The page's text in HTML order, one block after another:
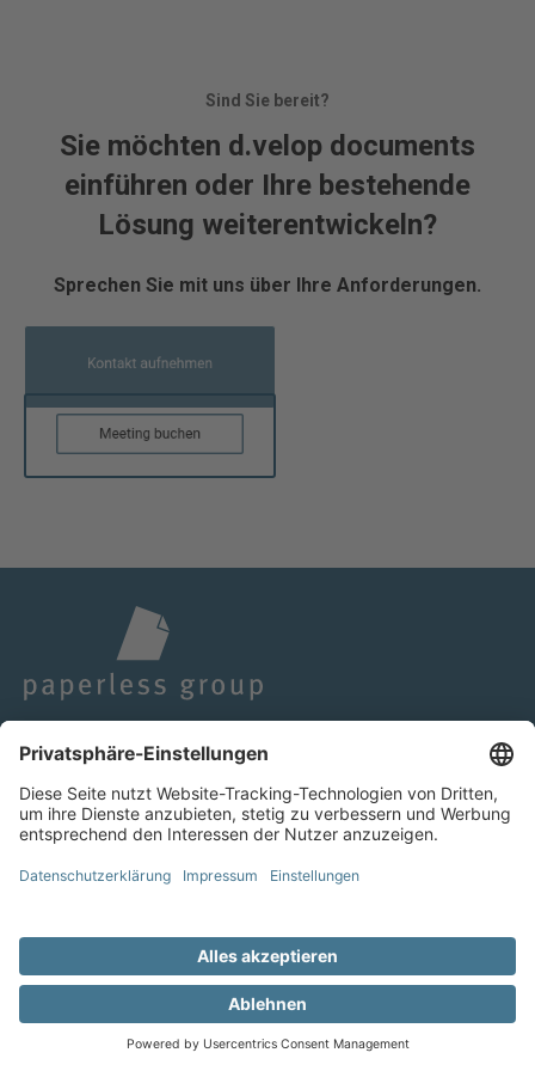
Sind Sie bereit?
Sie möchten d.velop documents
einführen oder Ihre bestehende
Lösung weiterentwickeln?
Sprechen Sie mit uns über Ihre Anforderungen.
PAPERLESS-SOLUTIONS GmbH
50999 Köln
Anfahrt planen
Unternehmen Service